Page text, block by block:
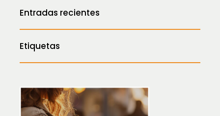
Entradas recientes
Etiquetas